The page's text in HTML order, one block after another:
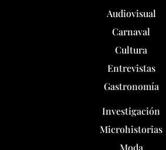
Audiovisual
Carnaval
Cultura
Entrevistas
Gastronomía
Investigación
Microhistorias
Moda